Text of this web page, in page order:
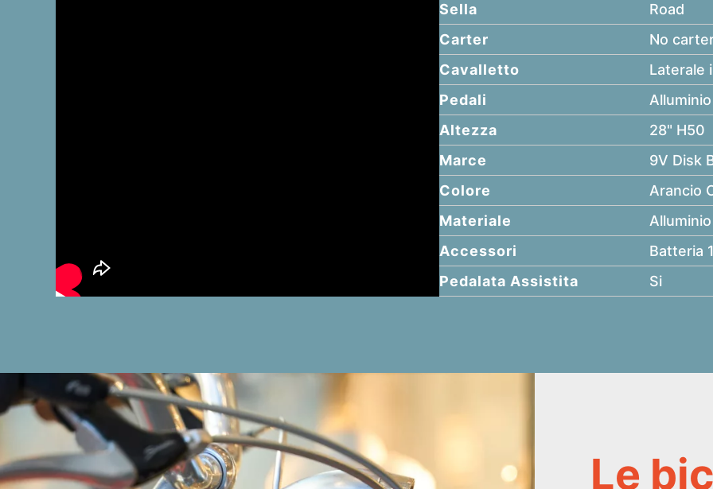
Sella
Road
Carter
No
Cavalletto
Laterale
Pedali
Altezza
28" H50
Marce
9V Disk
Colore
Arancio
Materiale
Alluminio
Accessori
Batteria
Pedalata Assistita
Si
Le